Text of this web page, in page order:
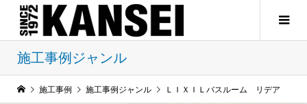
施工事例ジャンル
施工事例 施工事例ジャンル ＬＩＸＩＬバスルーム リデア